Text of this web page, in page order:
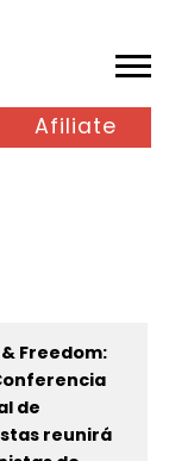
Afiliate
Freedom:
de
reunirá